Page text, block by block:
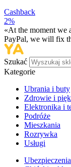
Cashback
2%
«At the moment we
PayPal, we will fix
Szukać
Kategorie
Ubrania i buty
Zdrowie i
Elektronika i
Podróże
Mieszkania
Rozrywka
Usługi